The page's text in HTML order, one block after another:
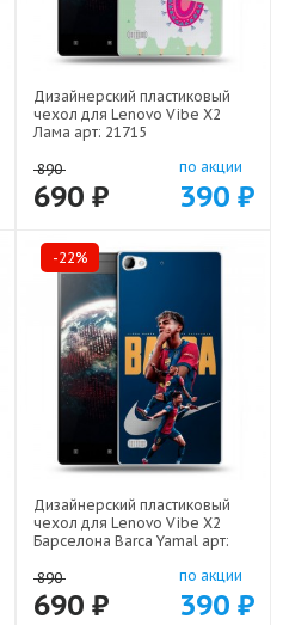
Дизайнерский пластиковый
чехол для Lenovo Vibe X2
Лама арт: 21715
890
690 ₽
по акции
390 ₽
-22%
Дизайнерский пластиковый
чехол для Lenovo Vibe X2
Барселона Barca Yamal арт:
890
690 ₽
по акции
390 ₽